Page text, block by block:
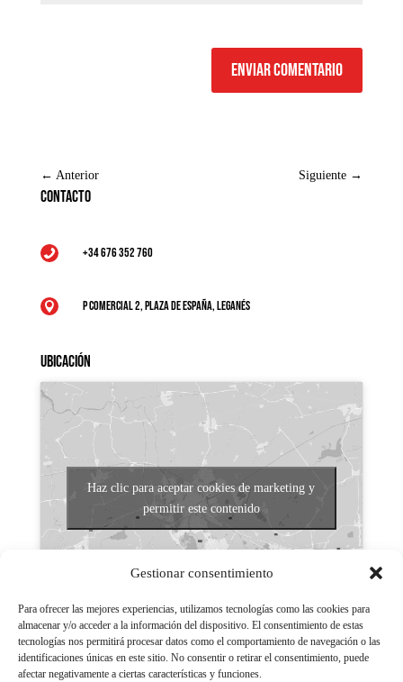
Gestionar consentimiento
Para ofrecer las mejores experiencias, utilizamos tecnologías como las cookies para
almacenar y/o acceder a la información del dispositivo. El consentimiento de estas
tecnologías nos permitirá procesar datos como el comportamiento de navegación o las
identificaciones únicas en este sitio. No consentir o retirar el consentimiento, puede
afectar negativamente a ciertas características y funciones.
Enviar comentario
← Anterior Siguiente →
Contacto
 +34 676 352 760
 P Comercial 2, Plaza de España, Leganés
Ubicación
Haz clic para aceptar cookies de marketing y
permitir este contenido
Aviso legal